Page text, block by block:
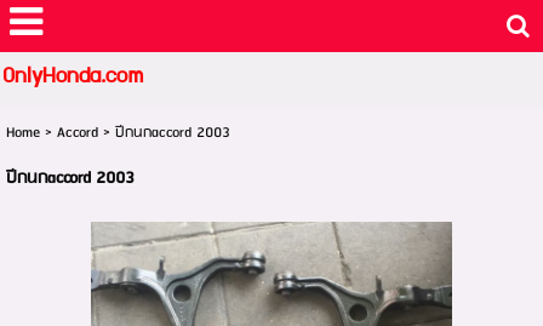
OnlyHonda.com
Home> Accord> ปีกนกaccord 2003
ปีกนกaccord 2003